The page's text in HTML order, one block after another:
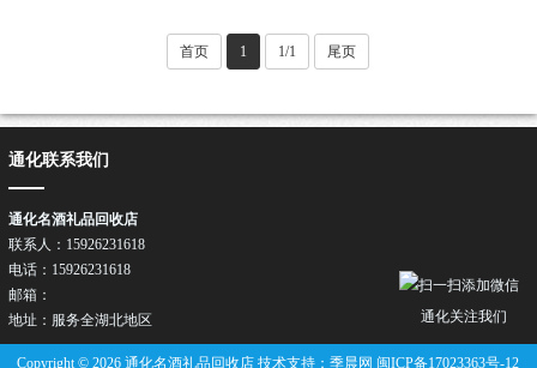
首页 1 1/1 尾页
通化关注我们
通化联系我们
通化名酒礼品回收店
联系人：15926231618
电话：15926231618
邮箱：
地址：服务全湖北地区
Copyright © 2026 通化名酒礼品回收店 技术支持：季晨网闽ICP备17023363号-12